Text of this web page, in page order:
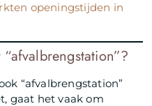
openingstijden in
“afvalbrengstation”
gaat het vaak om